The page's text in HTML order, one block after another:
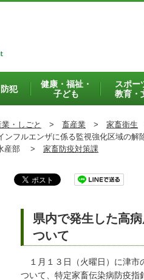
犯
健康・福祉・
子ども
スポー
教育・
・しごと > 畜産業 > 家畜衛生
フルエンザに係る監視強化区域の解
産部 > 家畜防疫対策課
県内で発生した高
ついて
１月１３日（火曜日）に津市
ついて、特定家畜伝染病防疫指